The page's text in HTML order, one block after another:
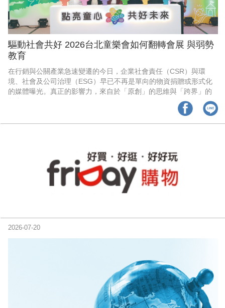
驅動社會共好 2026台北童樂會如何翻轉會展 與弱勢
教育
在行銷與公關產業急速變遷的今日，企業社會責任（CSR）與環
境、社會及公司治理（ESG）早已不再是單向的物資捐贈或形式化
的媒體曝光。真正的影響力，來自於「原創」的思維與「跨界」的
2026-07-20